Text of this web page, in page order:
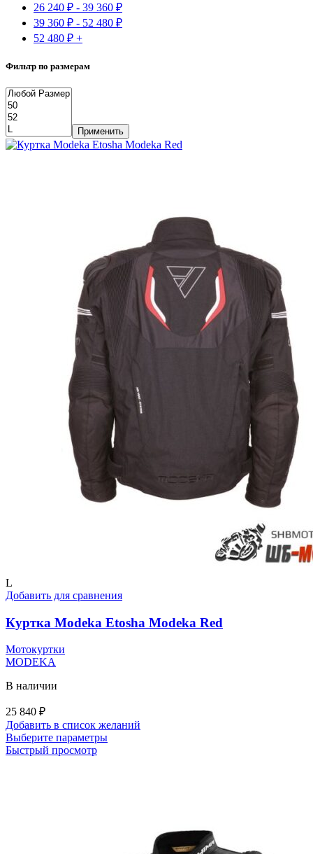
26 240 ₽ - 39 360 ₽
39 360 ₽ - 52 480 ₽
52 480 ₽ +
Фильтр по размерам
Применить
L
Добавить для сравнения
Куртка Modeka Etosha Modeka Red
Мотокуртки
MODEKA
В наличии
25 840 ₽
Добавить в список желаний
Выберите параметрыЭтот
Быстрый просмотр